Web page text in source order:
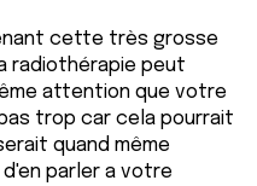
cette très grosse
radiothérapie peut
attention que votre
trop car cela pourrait
quand même
parler a votre